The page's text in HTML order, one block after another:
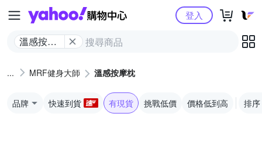
Yahoo購物中心
溫感按摩
登入
MRF健身大師 溫感按摩枕
品牌 快速到貨 有現貨 挑戰低價 價格低到高 排序